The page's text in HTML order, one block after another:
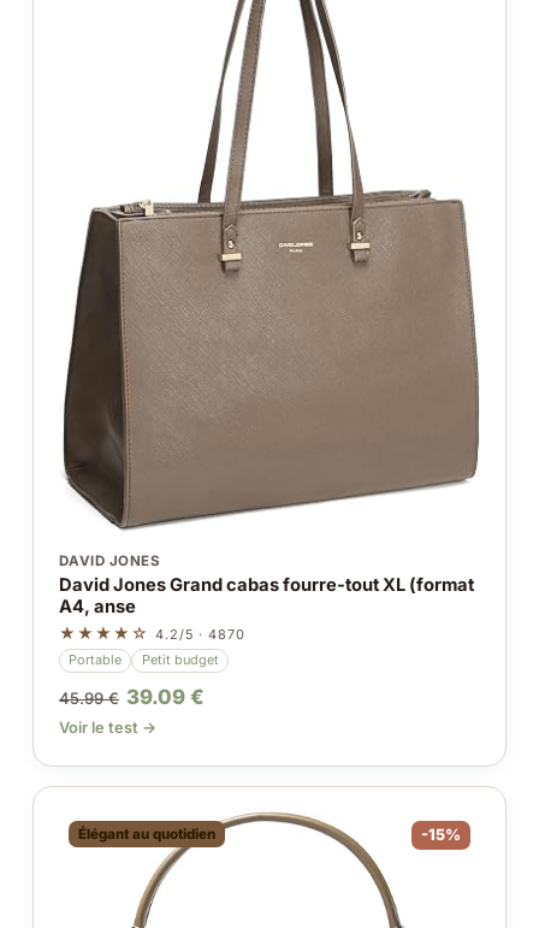
DAVID JONES
David Jones Grand cabas fourre-tout XL (format
A4, anse
★★★★☆ 4.2/5 · 4870
Portable
Petit budget
45.99 € 39.09 €
Voir le test →
Élégant au quotidien -15%